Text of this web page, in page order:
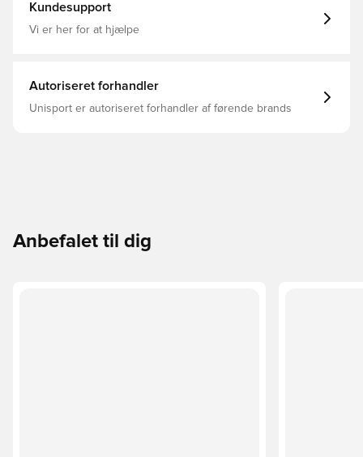
Kundesupport
Vi er her for at hjælpe
Autoriseret forhandler
Unisport er autoriseret forhandler af førende brands
Anbefalet til dig